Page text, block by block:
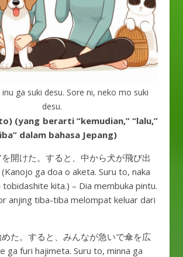
ga suki desu. Sore ni, neko mo suki
desu.
(yang berarti “kemudian,” “lalu,”
dalam bahasa Jepang)
開けた。すると、中から犬が飛び出
(Kanojo ga doa o aketa. Suru to, naka
tobidashite kita.) – Dia membuka pintu.
anjing tiba-tiba melompat keluar dari
た。すると、みんなが急いで傘を広
ga furi hajimeta. Suru to, minna ga